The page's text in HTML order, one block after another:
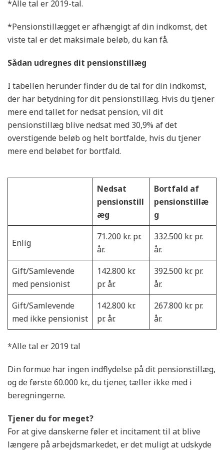
*Alle tal er 2019-tal.
*Pensionstillægget er afhængigt af din indkomst, det
viste tal er det maksimale beløb, du kan få.
Sådan udregnes dit pensionstillæg
I tabellen herunder finder du de tal for din indkomst,
der har betydning for dit pensionstillæg. Hvis du tjener
mere end tallet for nedsat pension, vil dit
pensionstillæg blive nedsat med 30,9% af det
overstigende beløb og helt bortfalde, hvis du tjener
mere end beløbet for bortfald.
Nedsat
pensionstill
æg
Bortfald af
pensionstillæ
g
Enlig
71.200 kr. pr.
år.
332.500 kr. pr.
år.
Gift/Samlevende
med pensionist
142.800 kr.
pr. år.
392.500 kr. pr.
år.
Gift/Samlevende
med ikke pensionist
142.800 kr.
pr. år.
267.800 kr. pr.
år.
*Alle tal er 2019 tal
Din formue har ingen indflydelse på dit pensionstillæg,
og de første 60.000 kr., du tjener, tæller ikke med i
beregningerne.
Tjener du for meget?
For at give danskerne føler et incitament til at blive
længere på arbejdsmarkedet, er det muligt at udskyde